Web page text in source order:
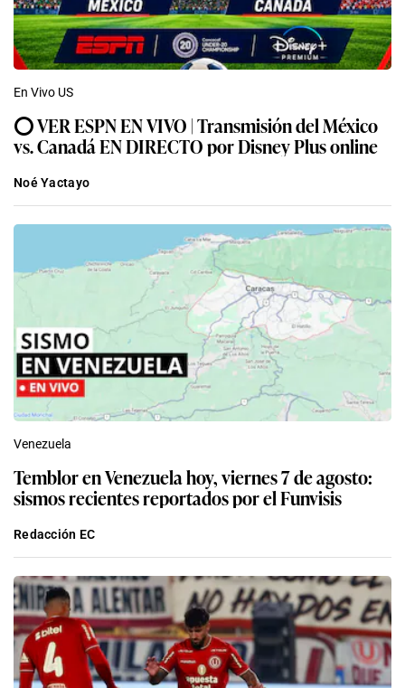
En Vivo US
⭕ VER ESPN EN VIVO | Transmisión del México
vs. Canadá EN DIRECTO por Disney Plus online
Noé Yactayo
Venezuela
Temblor en Venezuela hoy, viernes 7 de agosto:
sismos recientes reportados por el Funvisis
Redacción EC